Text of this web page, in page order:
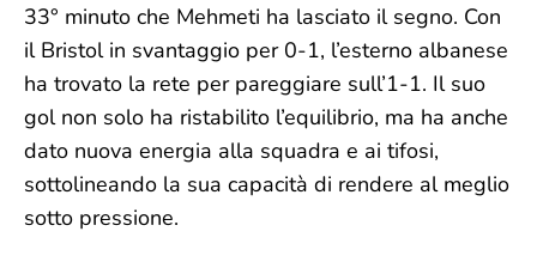
33° minuto che Mehmeti ha lasciato il segno. Con
il Bristol in svantaggio per 0-1, l’esterno albanese
ha trovato la rete per pareggiare sull’1-1. Il suo
gol non solo ha ristabilito l’equilibrio, ma ha anche
dato nuova energia alla squadra e ai tifosi,
sottolineando la sua capacità di rendere al meglio
sotto pressione.